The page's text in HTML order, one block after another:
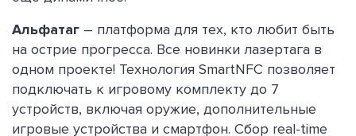
Альфатаг – платформа для тех, кто любит быть
на острие прогресса. Все новинки лазертага в
одном проекте! Технология SmartNFC позволяет
подключать к игровому комплекту до 7
устройств, включая оружие, дополнительные
игровые устройства и смартфон. Сбор real-time